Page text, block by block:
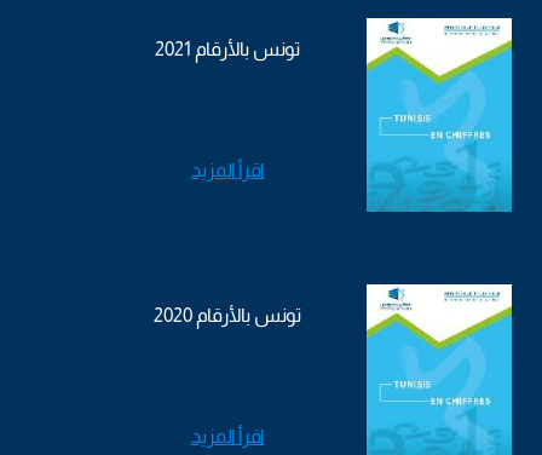
تونس بالأرقام 2021
اقرأ المزيد
تونس بالأرقام 2020
اقرأ المزيد